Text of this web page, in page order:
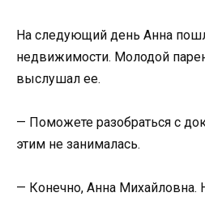
На следующий день Анна
недвижимости. Молодой
выслушал ее.
— Поможете разобраться с
этим не занималась.
— Конечно, Анна Михайловна.